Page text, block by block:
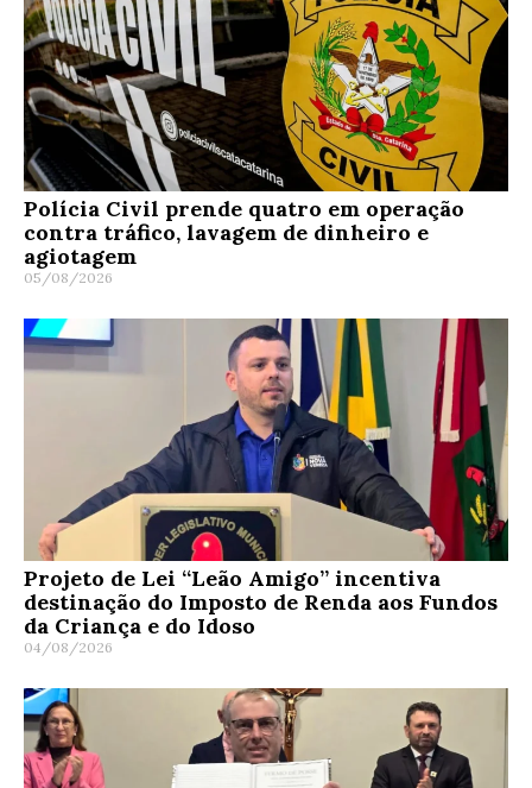
Polícia Civil prende quatro em operação
contra tráfico, lavagem de dinheiro e
agiotagem
05/08/2026
Projeto de Lei “Leão Amigo” incentiva
destinação do Imposto de Renda aos Fundos
da Criança e do Idoso
04/08/2026